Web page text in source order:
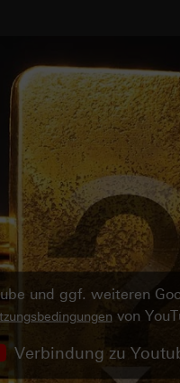
und ggf. weiteren
von
Verbindung zu